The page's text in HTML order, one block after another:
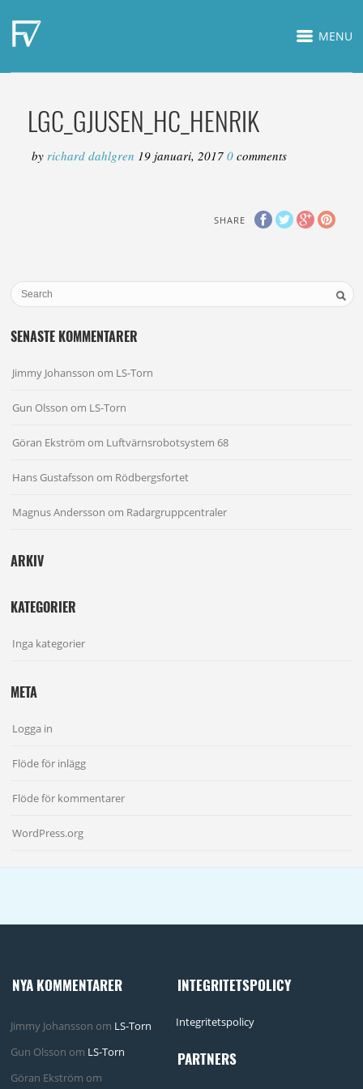
MENU
LGC_GJUSEN_HC_HENRIK
byrichard dahlgren 19 januari, 2017 0comments
SHARE
SENASTE KOMMENTARER
Jimmy Johansson om LS-Torn
Gun Olsson om LS-Torn
Göran Ekström om Luftvärnsrobotsystem 68
Hans Gustafsson om Rödbergsfortet
Magnus Andersson om Radargruppcentraler
ARKIV
KATEGORIER
Inga kategorier
META
Logga in
Flöde för inlägg
Flöde för kommentarer
WordPress.org
NYA KOMMENTARER
Jimmy Johansson om LS-Torn
Gun Olsson om LS-Torn
Göran Ekström om
INTEGRITETSPOLICY
Integritetspolicy
PARTNERS